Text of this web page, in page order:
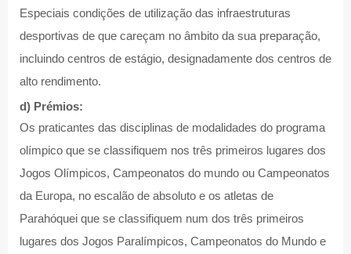
Especiais condições de utilização das infraestruturas
desportivas de que careçam no âmbito da sua preparação,
incluindo centros de estágio, designadamente dos centros de
alto rendimento.
d) Prémios:
Os praticantes das disciplinas de modalidades do programa
olímpico que se classifiquem nos três primeiros lugares dos
Jogos Olímpicos, Campeonatos do mundo ou Campeonatos
da Europa, no escalão de absoluto e os atletas de
Parahóquei que se classifiquem num dos três primeiros
lugares dos Jogos Paralímpicos, Campeonatos do Mundo e